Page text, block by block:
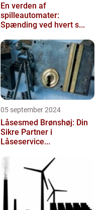
En verden af
spilleautomater:
Spænding ved hvert s...
05 september 2024
Låsesmed Brønshøj: Din
Sikre Partner i
Låseservice...